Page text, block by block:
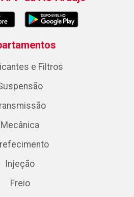
e Filtros
Mecânica
Injeção
Freio